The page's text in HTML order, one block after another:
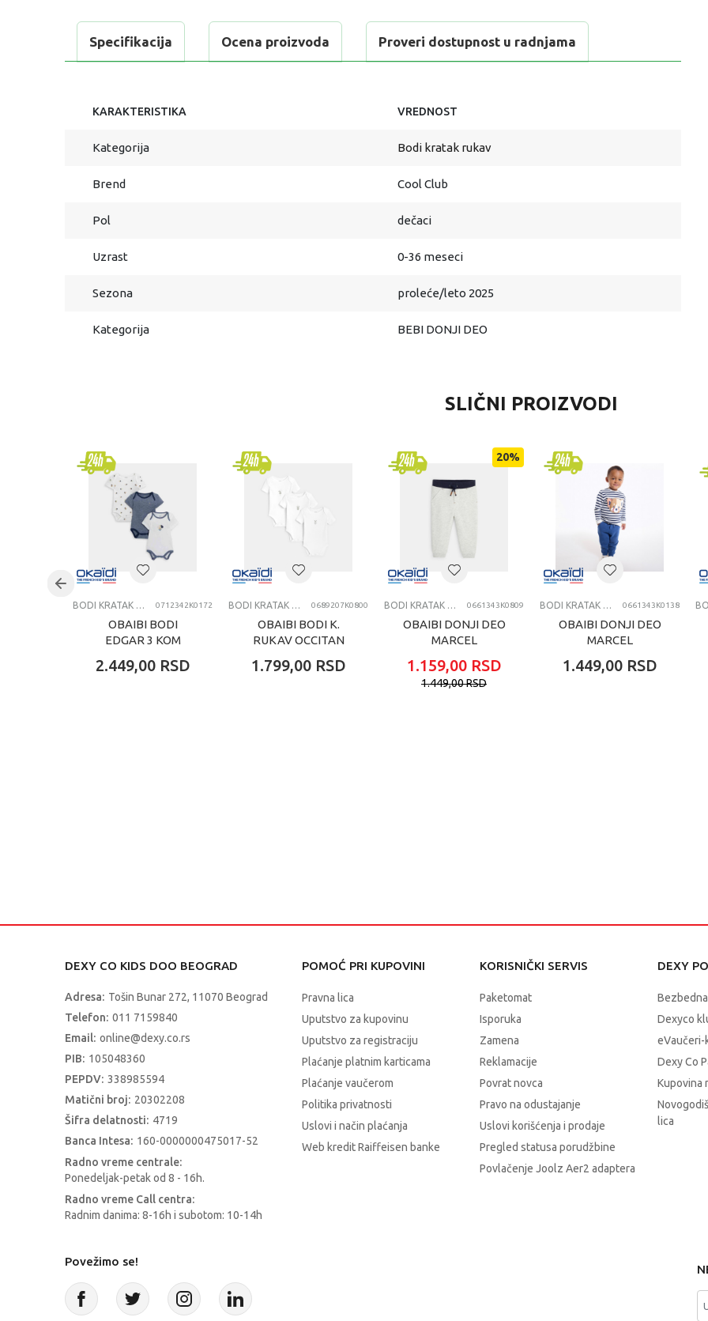
Specifikacija Ocena proizvoda Proveri dostupnost u radnjama
KARAKTERISTIKA VREDNOST
Kategorija Bodi kratak rukav
Brend Cool Club
Pol dečaci
Uzrast 0-36 meseci
Sezona proleće/leto 2025
Kategorija BEBI DONJI DEO
SLIČNI PROIZVODI
BODI KRATAK RUKAV 0712342K0172
OBAIBI BODI
EDGAR 3 KOM
2.449,00 RSD
BODI KRATAK RUKAV 0689207K0800
OBAIBI BODI K.
RUKAV OCCITAN
1.799,00 RSD
20%
BODI KRATAK RUKAV 0661343K0809
OBAIBI DONJI DEO
MARCEL
1.159,00 RSD
1.449,00RSD
BODI KRATAK RUKAV 0661343K0138
OBAIBI DONJI DEO
MARCEL
1.449,00 RSD
DEXY CO KIDS DOO BEOGRAD
Adresa: Tošin Bunar 272, 11070 Beograd
Telefon: 011 7159840
Email: online@dexy.co.rs
PIB: 105048360
PEPDV: 338985594
Matični broj: 20302208
Šifra delatnosti: 4719
Banca Intesa: 160-0000000475017-52
Radno vreme centrale:
Ponedeljak-petak od 8 - 16h.
Radno vreme Call centra:
Radnim danima: 8-16h i subotom: 10-14h
POMOĆ PRI KUPOVINI
Pravna lica
Uputstvo za kupovinu
Uputstvo za registraciju
Plaćanje platnim karticama
Plaćanje vaučerom
Politika privatnosti
Uslovi i način plaćanja
Web kredit Raiffeisen banke
KORISNIČKI SERVIS
Paketomat
Isporuka
Zamena
Reklamacije
Povrat novca
Pravo na odustajanje
Uslovi korišćenja i prodaje
Pregled statusa porudžbine
Povlačenje Joolz Aer2 adaptera
DEXY
Dexyco
Dexy Co
Kupovina
lica
Povežimo se!